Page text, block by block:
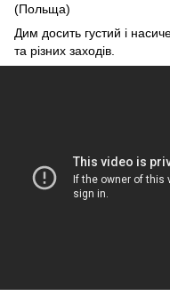
(Польща)
Дим досить густий і
та різних заходів.